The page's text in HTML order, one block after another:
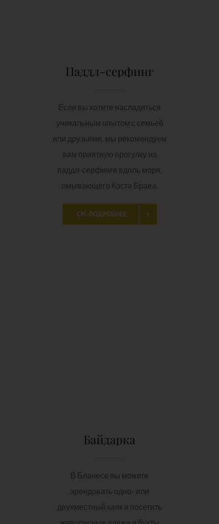
Паддл-серфинг
Если вы хотите насладиться
уникальным опытом с семьей
или друзьями, мы рекомендуем
вам приятную прогулку на
паддл-серфинге вдоль моря,
омывающего Коста Брава.
СМ. ПОДРОБНЕЕ
СМ. ПОДРОБНЕЕ